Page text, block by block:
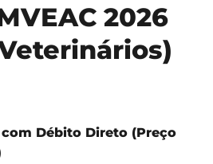
2026
Débito Direto (Preço